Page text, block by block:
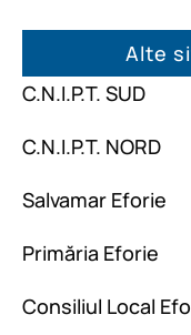
Alte
C.N.I.P.T. SUD
C.N.I.P.T. NORD
Salvamar Eforie
Primăria Eforie
Consiliul Local